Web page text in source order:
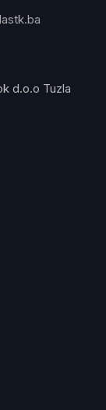
d.o.o Tuzla